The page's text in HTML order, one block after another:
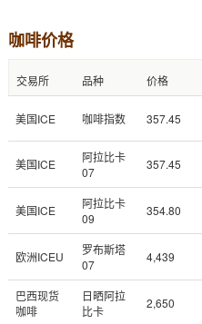
咖啡价格
交易所 品种 价格
美国ICE 咖啡指数 357.45
美国ICE
阿拉比卡
07
357.45
美国ICE
阿拉比卡
09
354.80
欧洲ICEU
罗布斯塔
07
4,439
巴西现货
咖啡
日晒阿拉
比卡
2,650